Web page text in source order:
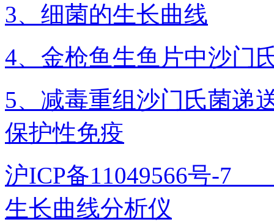
3、细菌的生长曲线
4、金枪鱼生鱼片中沙门
5、减毒重组沙门氏菌递
保护性免疫
沪ICP备11049566号
生长曲线分析仪